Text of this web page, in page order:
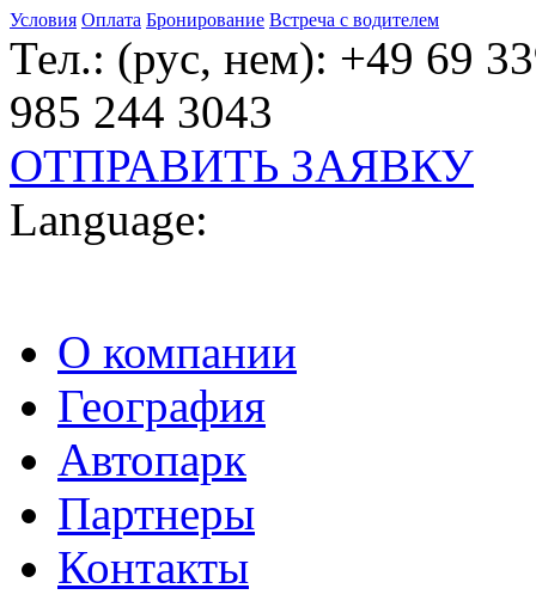
Условия Оплата Бронирование Встреча с водителем
Тел.: (рус, нем): +49 69
985 244 3043
ОТПРАВИТЬ ЗАЯВКУ
Language:
О компании
География
Автопарк
Партнеры
Контакты